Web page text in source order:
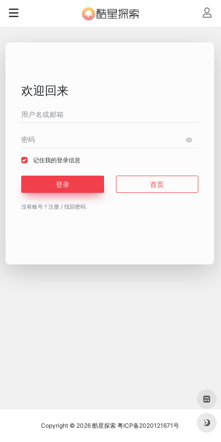
欢迎回来
记住我的登录信息
登录 首页
没有账号？ 注册 / 找回密码
Copyright © 2026 酷星探索 粤ICP备2020121671号